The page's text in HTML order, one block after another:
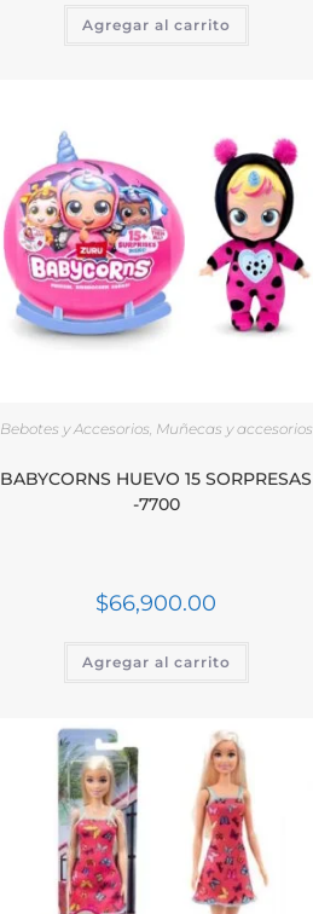
Agregar al carrito
Bebotes y Accesorios, Muñecas y accesorios
BABYCORNS HUEVO 15 SORPRESAS
-7700
$66,900.00
Agregar al carrito